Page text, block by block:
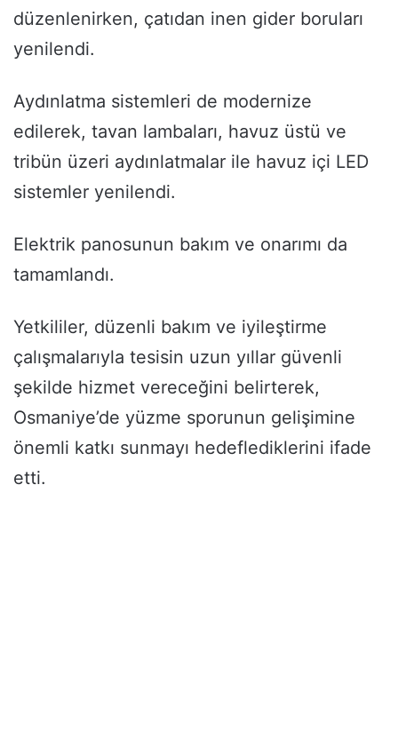
düzenlenirken, çatıdan inen gider boruları
yenilendi.
Aydınlatma sistemleri de modernize
edilerek, tavan lambaları, havuz üstü ve
tribün üzeri aydınlatmalar ile havuz içi LED
sistemler yenilendi.
Elektrik panosunun bakım ve onarımı da
tamamlandı.
Yetkililer, düzenli bakım ve iyileştirme
çalışmalarıyla tesisin uzun yıllar güvenli
şekilde hizmet vereceğini belirterek,
Osmaniye’de yüzme sporunun gelişimine
önemli katkı sunmayı hedeflediklerini ifade
etti.